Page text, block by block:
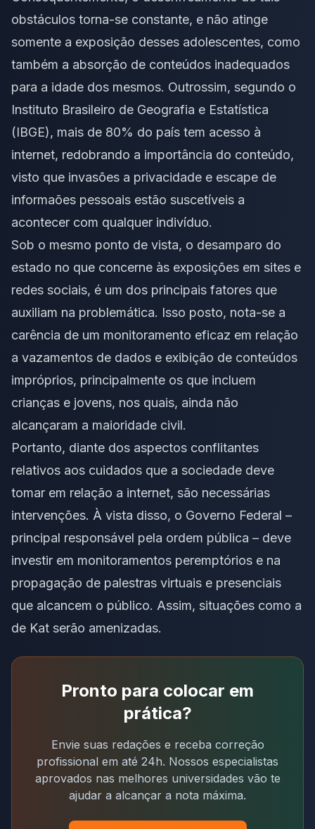
obstáculos torna-se constante, e não atinge
somente a exposição desses adolescentes, como
também a absorção de conteúdos inadequados
para a idade dos mesmos. Outrossim, segundo o
Instituto Brasileiro de Geografia e Estatística
(IBGE), mais de 80% do país tem acesso à
internet, redobrando a importância do conteúdo,
visto que invasões a privacidade e escape de
informaões pessoais estão suscetíveis a
acontecer com qualquer indivíduo.
Sob o mesmo ponto de vista, o desamparo do
estado no que concerne às exposições em sites e
redes sociais, é um dos principais fatores que
auxiliam na problemática. Isso posto, nota-se a
carência de um monitoramento eficaz em relação
a vazamentos de dados e exibição de conteúdos
impróprios, principalmente os que incluem
crianças e jovens, nos quais, ainda não
alcançaram a maioridade civil.
Portanto, diante dos aspectos conflitantes
relativos aos cuidados que a sociedade deve
tomar em relação a internet, são necessárias
intervenções. À vista disso, o Governo Federal –
principal responsável pela ordem pública – deve
investir em monitoramentos peremptórios e na
propagação de palestras virtuais e presenciais
que alcancem o público. Assim, situações como a
de Kat serão amenizadas.
Pronto para colocar em
prática?
Envie suas redações e receba correção
profissional em até 24h. Nossos especialistas
aprovados nas melhores universidades vão te
ajudar a alcançar a nota máxima.